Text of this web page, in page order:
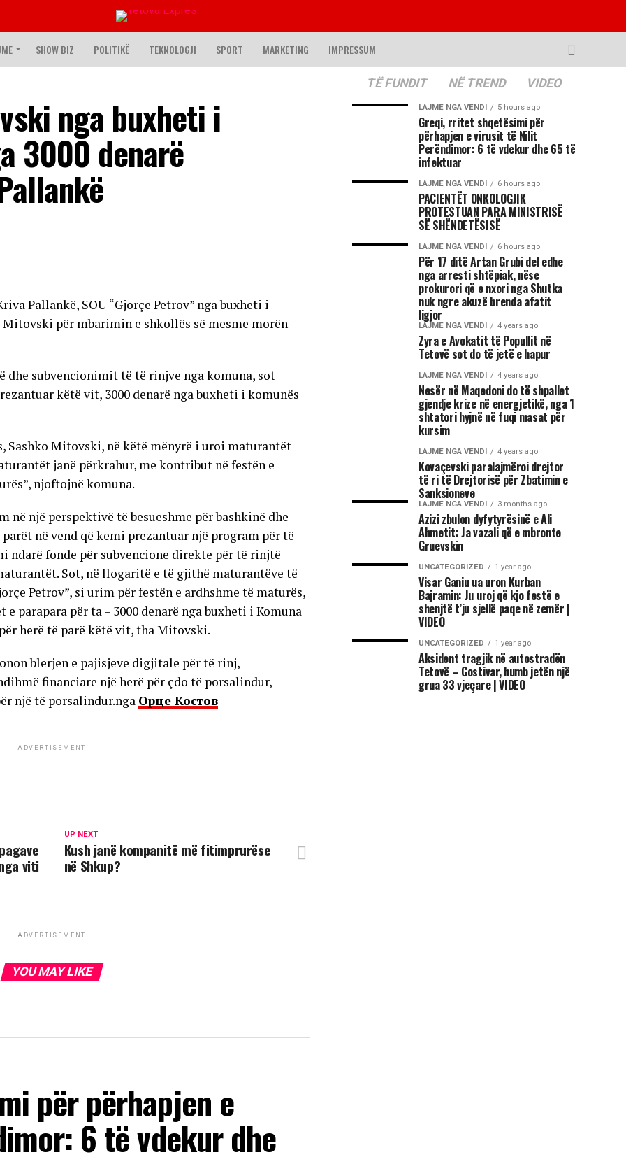
SHOW BIZ POLITIKË TEKNOLOGJI SPORT MARKETING IMPRESSUM
nga buxheti i
3000 denarë
Pallankë, SOU “Gjorçe Petrov” nga buxheti i
për mbarimin e shkollës së mesme morën
dhe subvencionimit të të rinjve nga komuna, sot
këtë vit, 3000 denarë nga buxheti i komunës
Sashko Mitovski, në këtë mënyrë i uroi maturantët
janë përkrahur, me kontribut në festën e
njoftojnë komuna.
një perspektivë të besueshme për bashkinë dhe
në vend që kemi prezantuar një program për të
ndarë fonde për subvencione direkte për të rinjtë
Sot, në llogaritë e të gjithë maturantëve të
Petrov”, si urim për festën e ardhshme të maturës,
parapara për ta – 3000 denarë nga buxheti i Komuna
herë të parë këtë vit, tha Mitovski.
blerjen e pajisjeve digjitale për të rinj,
financiare një herë për çdo të porsalindur,
një të porsalindur.nga Орце Костов
ADVERTISEMENT
UP NEXT
Kush janë kompanitë më fitimprurëse
në Shkup?
viti
ADVERTISEMENT
YOU MAY LIKE
për përhapjen e
6 të vdekur dhe
TË FUNDIT NË TREND VIDEO
LAJME NGA VENDI 5 hours ago
Greqi, rritet shqetësimi për
përhapjen e virusit të Nilit
Perëndimor: 6 të vdekur dhe 65 të
infektuar
LAJME NGA VENDI 6 hours ago
PACIENTËT ONKOLOGJIK
PROTESTUAN PARA MINISTRISË
SË SHËNDETËSISË
LAJME NGA VENDI 6 hours ago
Për 17 ditë Artan Grubi del edhe
nga arresti shtëpiak, nëse
prokurori që e nxori nga Shutka
nuk ngre akuzë brenda afatit
ligjor
LAJME NGA VENDI 4 years ago
Zyra e Avokatit të Popullit në
Tetovë sot do të jetë e hapur
LAJME NGA VENDI 4 years ago
Nesër në Maqedoni do të shpallet
gjendje krize në energjetikë, nga 1
shtatori hyjnë në fuqi masat për
kursim
LAJME NGA VENDI 4 years ago
Kovaçevski paralajmëroi drejtor
të ri të Drejtorisë për Zbatimin e
Sanksioneve
LAJME NGA VENDI 3 months ago
Azizi zbulon dyfytyrësinë e Ali
Ahmetit: Ja vazali që e mbronte
Gruevskin
UNCATEGORIZED 1 year ago
Visar Ganiu ua uron Kurban
Bajramin: Ju uroj që kjo festë e
shenjtë t’ju sjellë paqe në zemër |
VIDEO
UNCATEGORIZED 1 year ago
Aksident tragjik në autostradën
Tetovë – Gostivar, humb jetën një
grua 33 vjeçare | VIDEO